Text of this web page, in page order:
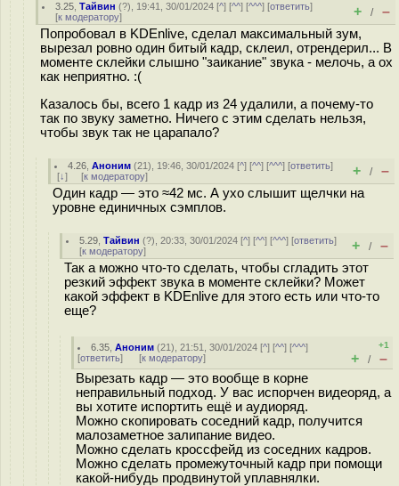
3.25 ,Тайвин (?), 19:41, 30/01/2024 [^] [^^] [^^^] [ответить]
[к модератору] + / –
Попробовал в KDEnlive, сделал максимальный зум,
вырезал ровно один битый кадр, склеил, отрендерил... В
моменте склейки слышно "заикание" звука - мелочь, а ох
как неприятно. :(
Казалось бы, всего 1 кадр из 24 удалили, а почему-то
так по звуку заметно. Ничего с этим сделать нельзя,
чтобы звук так не царапало?
4.26 ,Аноним (21), 19:46, 30/01/2024 [^] [^^] [^^^] [ответить]
[↓] [к модератору] + / –
Один кадр — это ≈42 мс. А ухо слышит щелчки на
уровне единичных сэмплов.
5.29 ,Тайвин (?), 20:33, 30/01/2024 [^] [^^] [^^^] [ответить]
[к модератору] + / –
Так а можно что-то сделать, чтобы сгладить этот
резкий эффект звука в моменте склейки? Может
какой эффект в KDEnlive для этого есть или что-то
еще?
6.35 ,Аноним (21), 21:51, 30/01/2024 [^] [^^] [^^^]
[ответить] [к модератору]
+1
+ / –
Вырезать кадр — это вообще в корне
неправильный подход. У вас испорчен видеоряд, а
вы хотите испортить ещё и аудиоряд.
Можно скопировать соседний кадр, получится
малозаметное залипание видео.
Можно сделать кроссфейд из соседних кадров.
Можно сделать промежуточный кадр при помощи
какой-нибудь продвинутой уплавнялки.